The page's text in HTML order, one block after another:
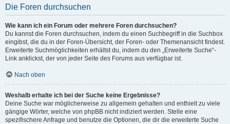
Die Foren durchsuchen
Wie kann ich ein Forum oder mehrere Foren durchsuchen?
Du kannst die Foren durchsuchen, indem du einen Suchbegriff in die Suchbox
eingibst, die du in der Foren-Übersicht, der Foren- oder Themenansicht findest.
Erweiterte Suchmöglichkeiten erhältst du, indem du den „Erweiterte Suche“-
Link anklickst, der von jeder Seite des Forums aus verfügbar ist.
Nach oben
Weshalb erhalte ich bei der Suche keine Ergebnisse?
Deine Suche war möglicherweise zu allgemein gehalten und enthielt zu viele
gängige Wörter, welche von phpBB nicht indiziert werden. Stelle eine
spezifischere Anfrage und benutze die Optionen, die dir die erweiterte Suche